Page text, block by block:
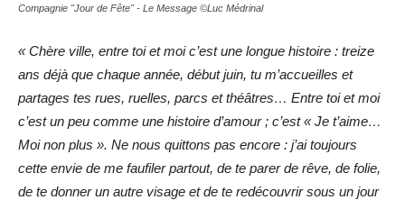
Compagnie "Jour de Fête" - Le Message ©Luc Médrinal
« Chère ville, entre toi et moi c’est une longue histoire : treize
ans déjà que chaque année, début juin, tu m’accueilles et
partages tes rues, ruelles, parcs et théâtres… Entre toi et moi
c’est un peu comme une histoire d’amour ; c’est « Je t’aime…
Moi non plus ». Ne nous quittons pas encore : j’ai toujours
cette envie de me faufiler partout, de te parer de rêve, de folie,
de te donner un autre visage et de te redécouvrir sous un jour